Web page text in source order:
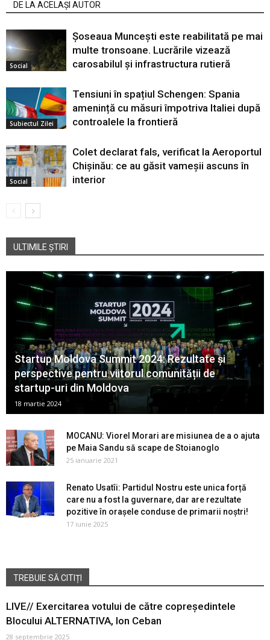
DE LA ACELAȘI AUTOR
Social
Șoseaua Muncești este reabilitată pe mai
multe tronsoane. Lucrările vizează
carosabilul și infrastructura rutieră
Subiectul Zilei
Tensiuni în spațiul Schengen: Spania
amenință cu măsuri împotriva Italiei după
controalele la frontieră
Social
Colet declarat fals, verificat la Aeroportul
Chișinău: ce au găsit vameșii ascuns în
interior
ULTIMILE ȘTIRI
Startup Moldova Summit 2024: Rezultate și
perspective pentru viitorul comunității de
startup-uri din Moldova
18 martie 2024
MOCANU: Viorel Morari are misiunea de a o ajuta
pe Maia Sandu să scape de Stoianoglo
25 ianuarie 2021
Renato Usatîi: Partidul Nostru este unica forță
care nu a fost la guvernare, dar are rezultate
pozitive în orașele conduse de primarii noștri!
17 iunie 2025
TREBUIE SĂ CITIȚI
LIVE// Exercitarea votului de către copreședintele
Blocului ALTERNATIVA, Ion Ceban
28 septembrie 2025